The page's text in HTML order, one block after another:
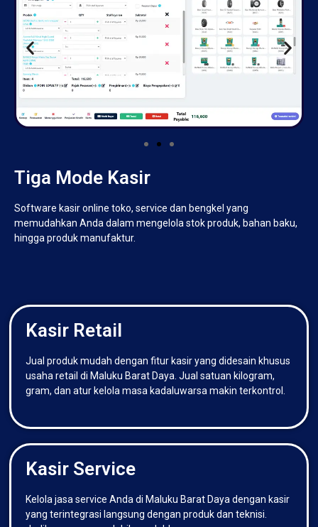
Tiga Mode Kasir
Software kasir online toko, service dan bengkel yang
memudahkan Anda dalam mengelola stok produk, bahan baku,
hingga produk manufaktur.
Kasir Retail
Jual produk mudah dengan fitur kasir yang didesain khusus
usaha retail di Maluku Barat Daya. Jual satuan kilogram,
gram, dan atur kelola masa kadaluwarsa makin terkontrol.
Kasir Service
Kelola jasa service Anda di Maluku Barat Daya dengan kasir
yang terintegrasi langsung dengan produk dan teknisi.